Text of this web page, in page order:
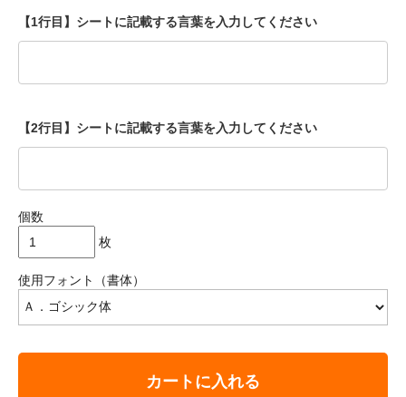
【1行目】シートに記載する言葉を入力してください
【2行目】シートに記載する言葉を入力してください
個数
枚
使用フォント（書体）
カートに入れる